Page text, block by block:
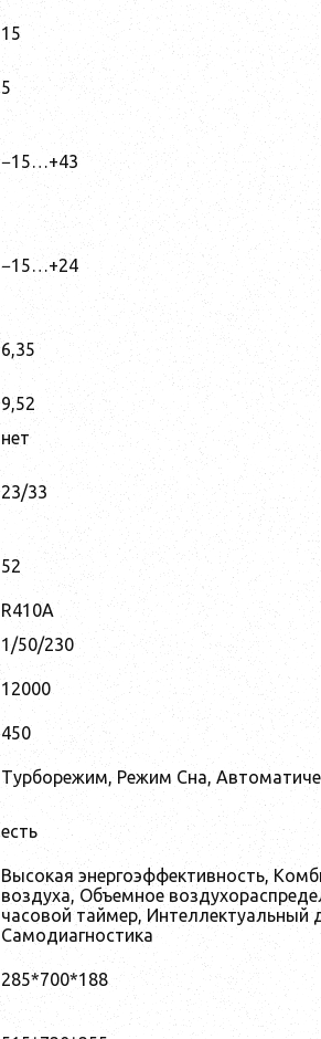
15
5
−15…+43
−15…+24
6,35
9,52
нет
23/33
52
R410A
1/50/230
12000
450
Турборежим, Режим Сна,
есть
Высокая энергоэффективность,
воздуха, Объемное
часовой таймер, Интеллектуальный
Самодиагностика
285*700*188